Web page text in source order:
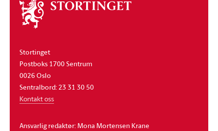
Om
stortinget
Stortinget
Postboks 1700 Sentrum
0026 Oslo
Sentralbord: 23 31 30 50
Kontakt oss
Ansvarlig redaktør: Mona Mortensen Krane